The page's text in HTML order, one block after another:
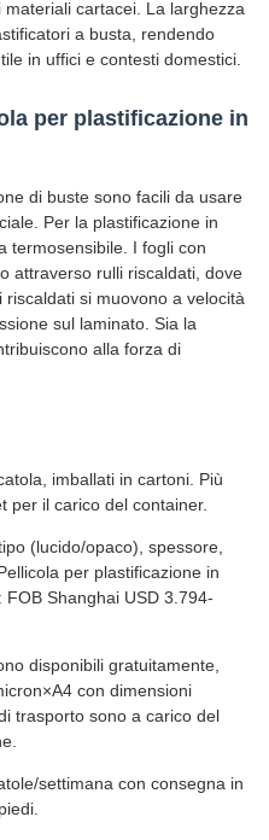
cartacei. La larghezza
a busta, rendendo
in uffici e contesti domestici.
per plastificazione in
di buste sono facili da usare
Per la plastificazione in
termosensibile. I fogli con
attraverso rulli riscaldati, dove
si muovono a velocità
sul laminato. Sia la
alla forza di
imballati in cartoni. Più
per il carico del container.
(lucido/opaco), spessore,
per plastificazione in
Shanghai USD 3.794-
disponibili gratuitamente,
con dimensioni
trasporto sono a carico del
settimana con consegna in